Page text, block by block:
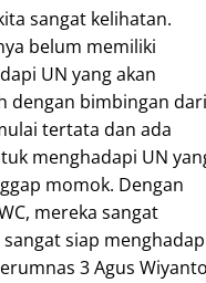
sangat kelihatan.
belum memiliki
UN yang akan
dengan bimbingan dari
tertata dan ada
menghadapi UN
momok. Dengan
mereka sangat
siap
3 Agus